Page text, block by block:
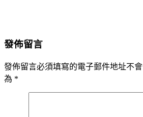
發佈留言
發佈留言必須填寫的電子郵件地址不會
為 *